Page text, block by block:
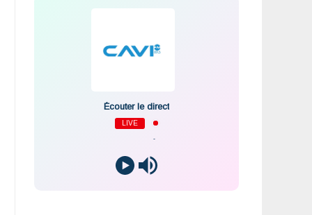
Écouter le direct
LIVE